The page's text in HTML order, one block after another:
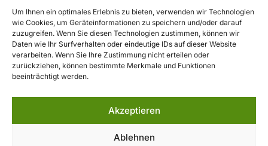
Um Ihnen ein optimales Erlebnis zu bieten, verwenden wir Technologien
wie Cookies, um Geräteinformationen zu speichern und/oder darauf
zuzugreifen. Wenn Sie diesen Technologien zustimmen, können wir
Daten wie Ihr Surfverhalten oder eindeutige IDs auf dieser Website
verarbeiten. Wenn Sie Ihre Zustimmung nicht erteilen oder
zurückziehen, können bestimmte Merkmale und Funktionen
beeinträchtigt werden.
Akzeptieren
Ablehnen
Kontakt
Heynestraße 41
90443 Nürnberg
+49 (0) 151 27165249